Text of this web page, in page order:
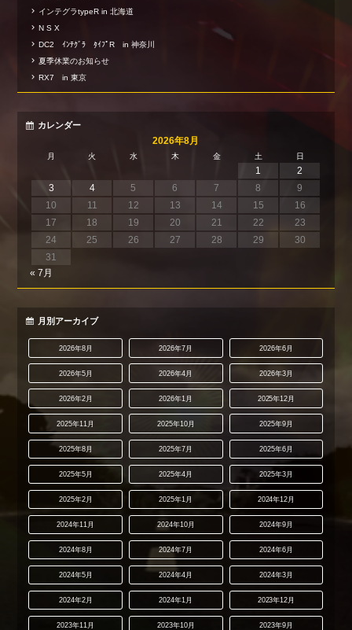
インテグラtypeR in 北海道
N S X
DC2 ｲﾝﾃｸﾞﾗ ﾀｲﾌﾟR in 神奈川
夏季休業のお知らせ
RX7 in 東京
カレンダー
2026年8月
月 火 水 木 金 土 日
1
2
3
4 5 6 7 8
9
10
11 12 13 14 15
16
17
18 19 20 21 22
23
24
25 26 27 28 29
30
31
« 7月
月別アーカイブ
2026年8月 2026年7月 2026年6月
2026年5月 2026年4月 2026年3月
2026年2月 2026年1月 2025年12月
2025年11月 2025年10月 2025年9月
2025年8月 2025年7月 2025年6月
2025年5月 2025年4月 2025年3月
2025年2月 2025年1月 2024年12月
2024年11月 2024年10月 2024年9月
2024年8月 2024年7月 2024年6月
2024年5月 2024年4月 2024年3月
2024年2月 2024年1月 2023年12月
2023年11月 2023年10月 2023年9月